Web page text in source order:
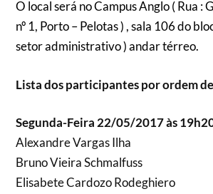
O local será no Campus Anglo ( Rua :
nº 1, Porto – Pelotas ) , sala 106 do
setor administrativo ) andar térreo.
Lista dos participantes por ordem
Segunda-Feira 22/05/2017 às
Alexandre Vargas Ilha
Bruno Vieira Schmalfuss
Elisabete Cardozo Rodeghiero